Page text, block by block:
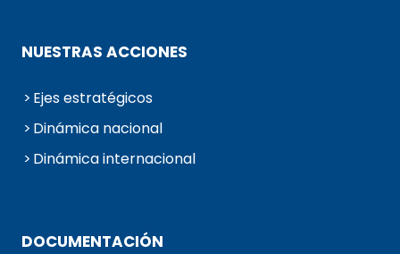
NUESTRAS ACCIONES
Ejes estratégicos
Dinámica nacional
Dinámica internacional
DOCUMENTACIÓN